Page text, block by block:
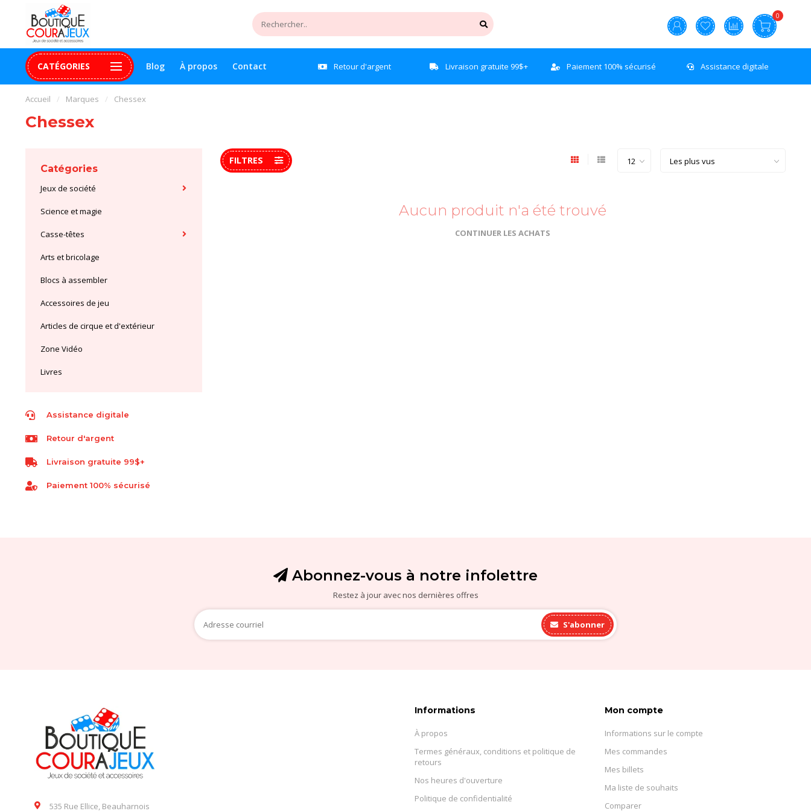
0
CATÉGORIES Blog À propos Contact
99$+ Paiement 100% sécurisé Assistance digitale Retour d'argent Livraison gratuite 99$+ Paiement 100% sécurisé Assistance digitale
Accueil / Marques / Chessex
Chessex
Catégories
Jeux de société
Science et magie
Casse-têtes
Arts et bricolage
Blocs à assembler
Accessoires de jeu
Articles de cirque et d'extérieur
Zone Vidéo
Livres
Assistance digitale
Retour d'argent
Livraison gratuite 99$+
Paiement 100% sécurisé
FILTRES
Aucun produit n'a été trouvé
CONTINUER LES ACHATS
Abonnez-vous à notre infolettre
Restez à jour avec nos dernières offres
S'abonner
535 Rue Ellice, Beauharnois
Informations
À propos
Termes généraux, conditions et politique de
retours
Nos heures d'ouverture
Politique de confidentialité
Mon compte
Informations sur le compte
Mes commandes
Mes billets
Ma liste de souhaits
Comparer